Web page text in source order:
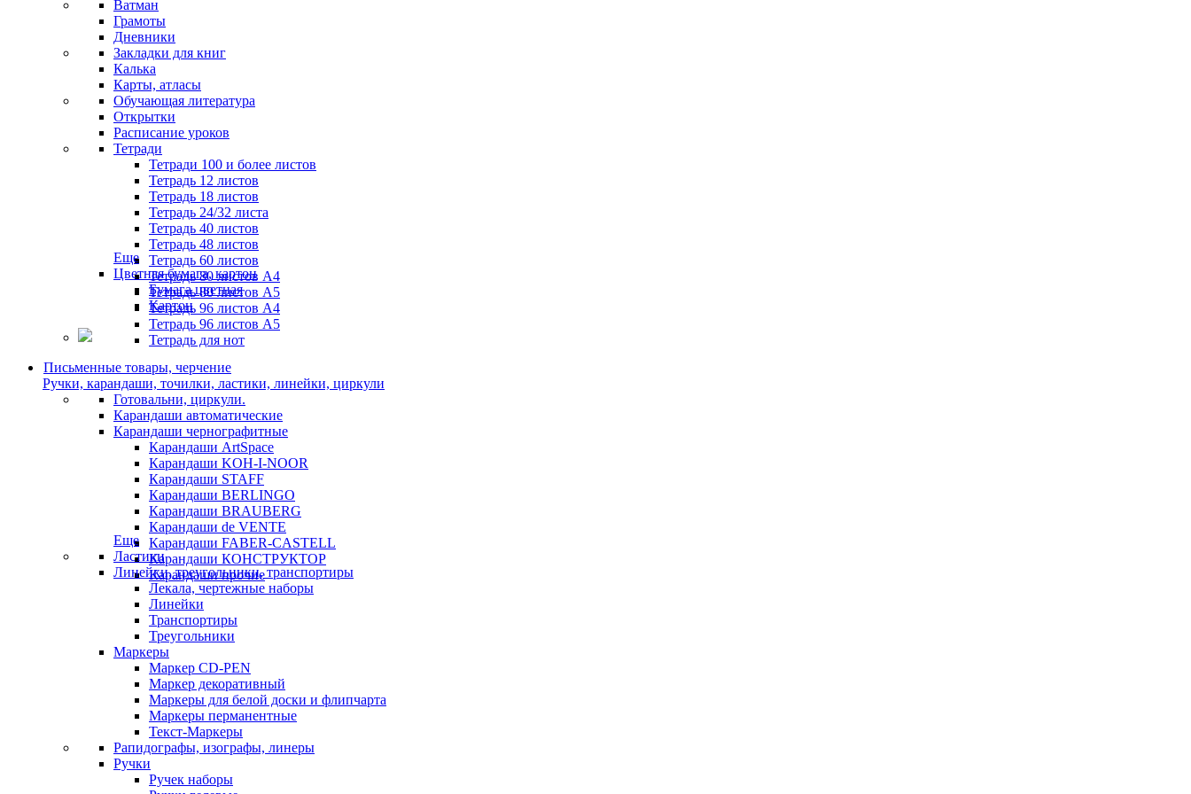
Ватман
Грамоты
Дневники
Закладки для книг
Калька
Карты, атласы
Обучающая литература
Открытки
Расписание уроков
Тетради
Тетради 100 и более листов
Тетрадь 12 листов
Тетрадь 18 листов
Тетрадь 24/32 листа
Тетрадь 40 листов
Тетрадь 48 листов
Тетрадь 60 листов
Тетрадь 80 листов А4
Тетрадь 80 листов А5
Тетрадь 96 листов А4
Тетрадь 96 листов А5
Тетрадь для нот
Еще
Цветная бумага, картон
Бумага цветная
Картон
Письменные товары, черчение
Ручки, карандаши, точилки, ластики, линейки, циркули
Готовальни, циркули.
Карандаши автоматические
Карандаши чернографитные
Карандаши ArtSpace
Карандаши KOH-I-NOOR
Карандаши STAFF
Карандаши BERLINGO
Карандаши BRAUBERG
Карандаши de VENTE
Карандаши FABER-CASTELL
Карандаши КОНСТРУКТОР
Карандаши прочие
Еще
Ластики
Линейки, треугольники, транспортиры
Лекала, чертежные наборы
Линейки
Транспортиры
Треугольники
Маркеры
Маркер CD-PEN
Маркер декоративный
Маркеры для белой доски и флипчарта
Маркеры перманентные
Текст-Маркеры
Рапидографы, изографы, линеры
Ручки
Ручек наборы